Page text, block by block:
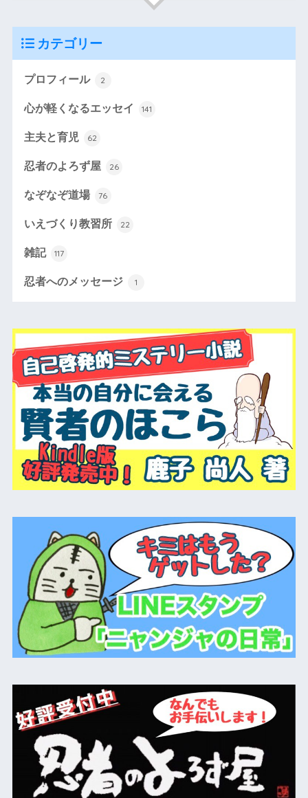
カテゴリー
プロフィール 2
心が軽くなるエッセイ 141
主夫と育児 62
忍者のよろず屋 26
なぞなぞ道場 76
いえづくり教習所 22
雑記 117
忍者へのメッセージ 1